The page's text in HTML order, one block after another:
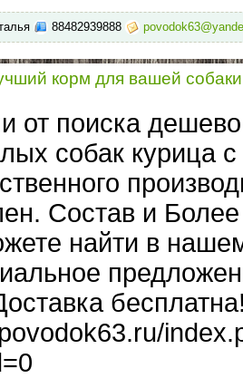
88482939888
корм для вашей собаки
от поиска
собак курица
Состав и
найти в